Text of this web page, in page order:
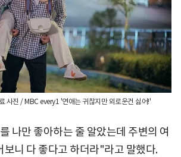
사진 / MBC every1 '연애는 귀찮지만 외로운건 싫어!'
나만 좋아하는 줄 알았는데 주변의 여
보니 다 좋다고 하더라"라고 말했다.